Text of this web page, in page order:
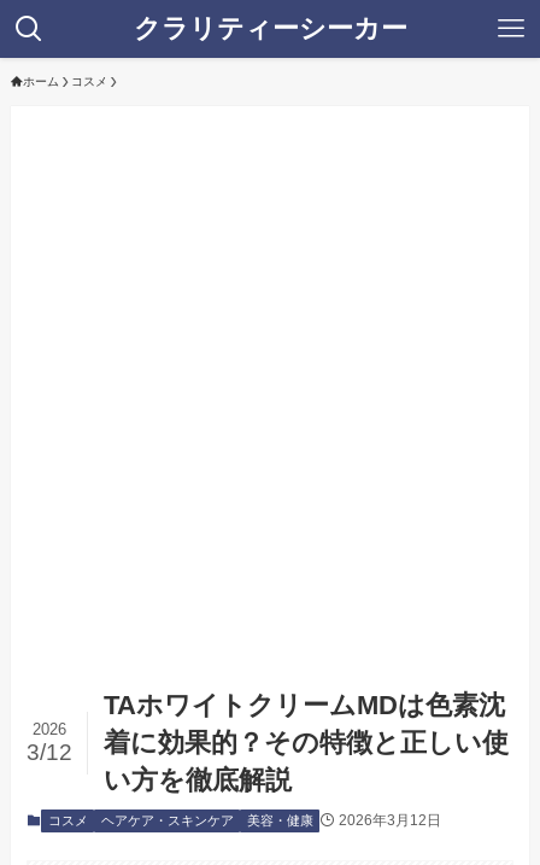
クラリティーシーカー
ホーム コスメ
TAホワイトクリームMDは色素沈
着に効果的？その特徴と正しい使
い方を徹底解説
2026
3/12
コスメ ヘアケア・スキンケア 美容・健康 2026年3月12日